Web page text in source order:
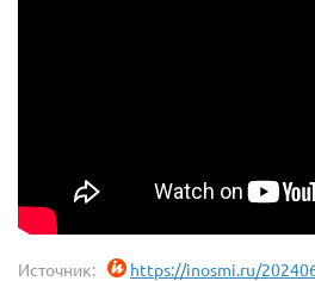
Источник: https://inosmi.ru/